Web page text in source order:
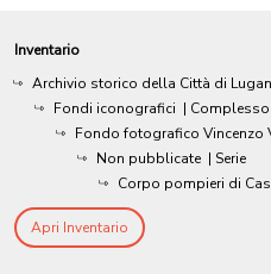
Inventario
Archivio storico della Città di
Fondi iconografici |
Fondo fotografico Vincenzo
Non pubblicate | Serie
Corpo pompieri di
Apri Inventario